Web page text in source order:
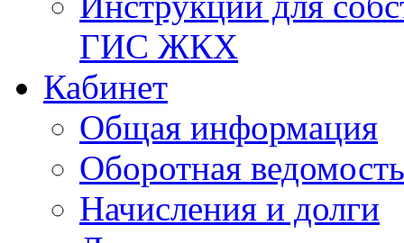
ГИС ЖКХ
Кабинет
Общая информация
Оборотная ведомость
Начисления и долги